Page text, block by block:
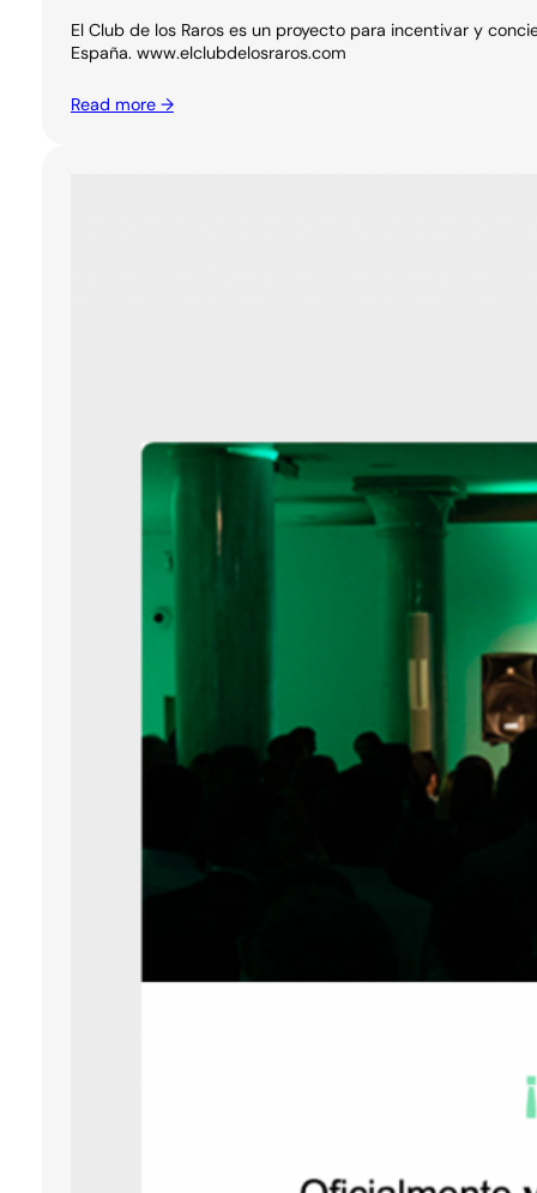
El Club de los Raros es un proyecto para incentivar y
España. www.elclubdelosraros.com
Read more →